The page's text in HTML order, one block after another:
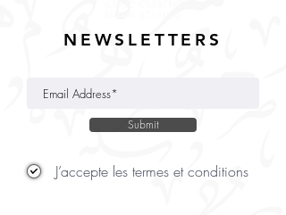
NEWSLETTERS
Submit
J’accepte les termes et conditions